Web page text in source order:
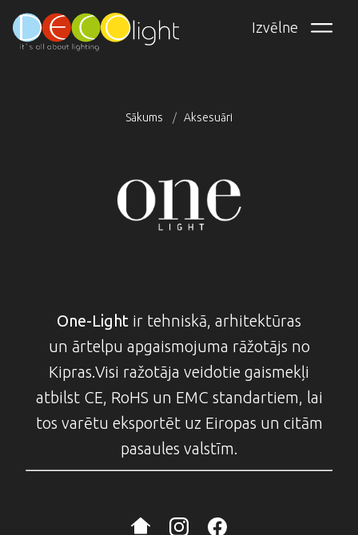
Pārlekt
galveno
Izvēlne
Sākums Aksesuāri
One-Light ir tehniskā, arhitektūras
un ārtelpu apgaismojuma rāžotājs no
Kipras.Visi ražotāja veidotie gaismekļi
atbilst CE, RoHS un EMC standartiem, lai
tos varētu eksportēt uz Eiropas un citām
pasaules valstīm.